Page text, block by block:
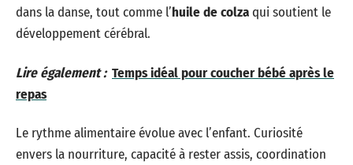
dans la danse, tout comme l’huile de colzaqui soutient le
développement cérébral.
Lire également : Temps idéal pour coucher bébé après le
repas
Le rythme alimentaire évolue avec l’enfant. Curiosité
envers la nourriture, capacité à rester assis, coordination